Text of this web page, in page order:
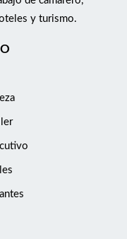
y turismo.